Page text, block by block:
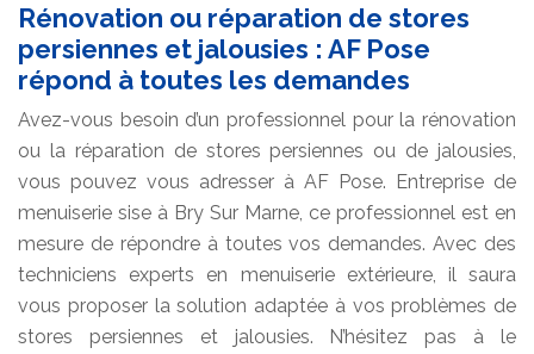
Rénovation ou réparation de stores
persiennes et jalousies : AF Pose
répond à toutes les demandes
Avez-vous besoin d’un professionnel pour la rénovation
ou la réparation de stores persiennes ou de jalousies,
vous pouvez vous adresser à AF Pose. Entreprise de
menuiserie sise à Bry Sur Marne, ce professionnel est en
mesure de répondre à toutes vos demandes. Avec des
techniciens experts en menuiserie extérieure, il saura
vous proposer la solution adaptée à vos problèmes de
stores persiennes et jalousies. N’hésitez pas à le